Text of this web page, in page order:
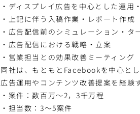
・ディスプレイ広告を中心とした運用
・上記に伴う入稿作業・レポート作成
・広告配信前のシミュレーション・タ
・広告配信における戦略・立案
・営業担当との効果改善ミーティング
同社は、もともとFacebookを中心と
広告運用やコンテンツ改善提案を経験
・案件：数百万～2，3千万程
・担当数：3～5案件